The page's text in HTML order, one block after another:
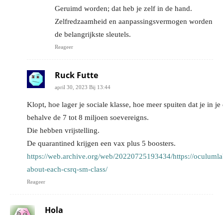
Geruimd worden; dat heb je zelf in de hand.
Zelfredzaamheid en aanpassingsvermogen worden
de belangrijkste sleutels.
Reageer
Ruck Futte
april 30, 2023 Bij 13:44
Klopt, hoe lager je sociale klasse, hoe meer spuiten dat je in
behalve de 7 tot 8 miljoen soevereigns.
Die hebben vrijstelling.
De quarantined krijgen een vax plus 5 boosters.
https://web.archive.org/web/20220725193434/https://
about-each-csrq-sm-class/
Reageer
Hola